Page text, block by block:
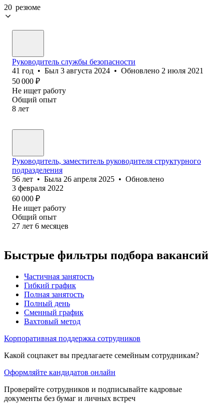
20 резюме
Руководитель службы безопасности
41 год • Был 3 августа 2024 • Обновлено 2 июля 2021
50 000 ₽
Не ищет работу
Общий опыт
8 лет
Руководитель, заместитель руководителя структурного
подразделения
56 лет • Была 26 апреля 2025 • Обновлено
3 февраля 2022
60 000 ₽
Не ищет работу
Общий опыт
27 лет 6 месяцев
Быстрые фильтры подбора вакансий
Частичная занятость
Гибкий график
Полная занятость
Полный день
Сменный график
Вахтовый метод
Корпоративная поддержка сотрудников
Какой соцпакет вы предлагаете семейным сотрудникам?
Оформляйте кандидатов онлайн
Проверяйте сотрудников и подписывайте кадровые
документы без бумаг и личных встреч